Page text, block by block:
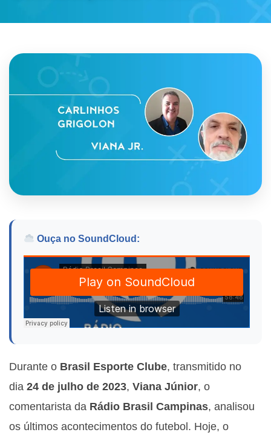
Ouça no SoundCloud:
Durante o Brasil Esporte Clube, transmitido no
dia 24 de julho de 2023, Viana Júnior, o
comentarista da Rádio Brasil Campinas, analisou
os últimos acontecimentos do futebol. Hoje, o